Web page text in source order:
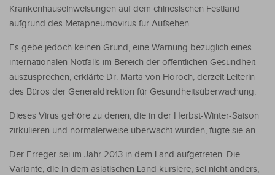
Krankenhauseinweisungen auf dem chinesischen Festland
aufgrund des Metapneumovirus für Aufsehen.
Es gebe jedoch keinen Grund, eine Warnung bezüglich eines
internationalen Notfalls im Bereich der öffentlichen Gesundheit
auszusprechen, erklärte Dr. Marta von Horoch, derzeit Leiterin
des Büros der Generaldirektion für Gesundheitsüberwachung.
Dieses Virus gehöre zu denen, die in der Herbst-Winter-Saison
zirkulieren und normalerweise überwacht würden, fügte sie an.
Der Erreger sei im Jahr 2013 in dem Land aufgetreten. Die
Variante, die in dem asiatischen Land kursiere, sei nicht anders,